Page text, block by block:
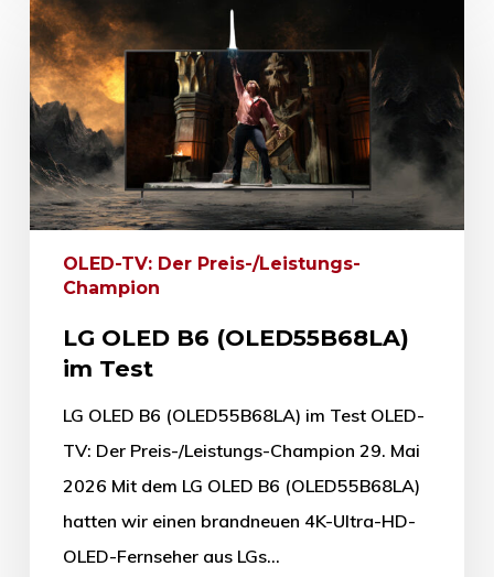
OLED-TV: Der Preis-/Leistungs-
Champion
LG OLED B6 (OLED55B68LA)
im Test
LG OLED B6 (OLED55B68LA) im Test OLED-
TV: Der Preis-/Leistungs-Champion 29. Mai
2026 Mit dem LG OLED B6 (OLED55B68LA)
hatten wir einen brandneuen 4K-Ultra-HD-
OLED-Fernseher aus LGs…